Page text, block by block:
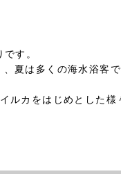
す。
夏は多くの海水浴客で
ルカをはじめとした様